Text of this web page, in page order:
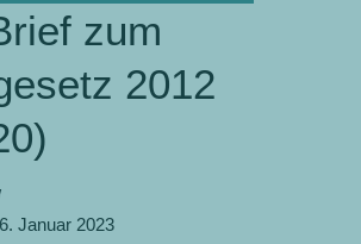
zum
2012
Januar 2023